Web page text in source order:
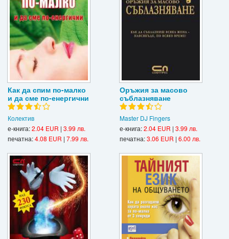
Как да спим по-малко
и да сме по-енергични
Колектив
е-книга:2.04 EUR | 3.99 лв.
печатна:4.08 EUR | 7.99 лв.
Оръжия за масово
съблазняване
Master DJ Fingers
е-книга:2.04 EUR | 3.99 лв.
печатна:3.06 EUR | 6.00 лв.